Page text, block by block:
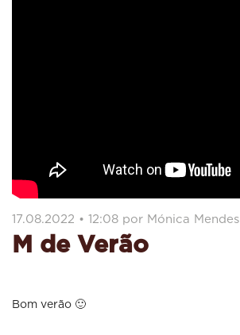
17.08.2022 • 12:08 por Mónica Mendes
M de Verão
Bom verão 🙂